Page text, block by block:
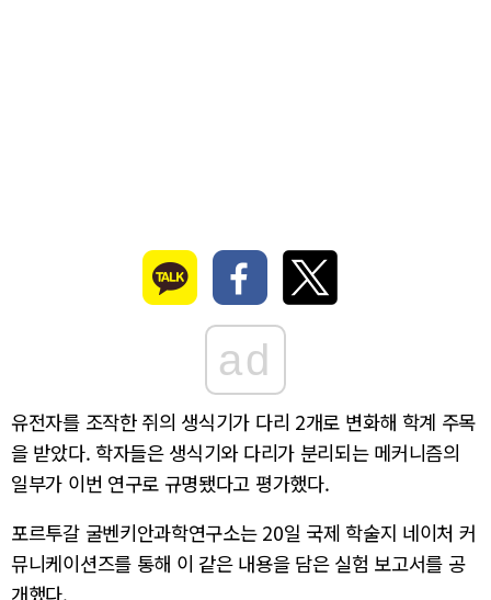
ad
유전자를 조작한 쥐의 생식기가 다리 2개로 변화해 학계 주목
을 받았다. 학자들은 생식기와 다리가 분리되는 메커니즘의
일부가 이번 연구로 규명됐다고 평가했다.
포르투갈 굴벤키안과학연구소는 20일 국제 학술지 네이처 커
뮤니케이션즈를 통해 이 같은 내용을 담은 실험 보고서를 공
개했다.